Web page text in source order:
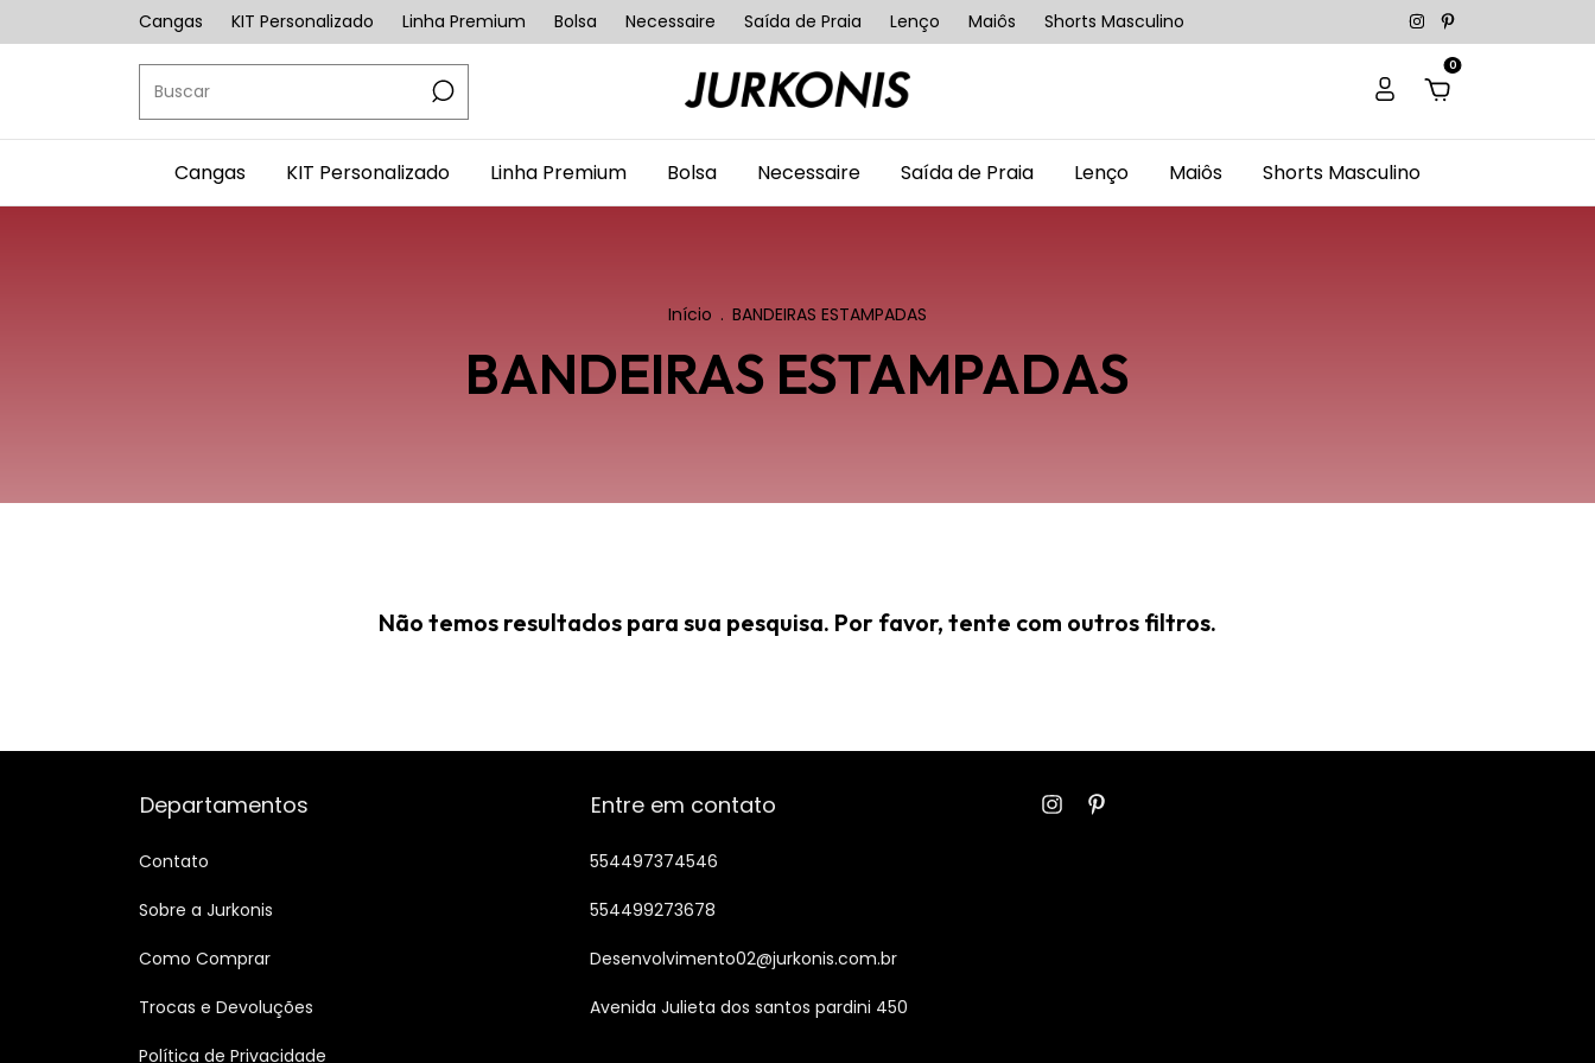
Cangas KIT Personalizado Linha Premium Bolsa Necessaire Saída de Praia Lenço Maiôs Shorts Masculino
0
Cangas KIT Personalizado Linha Premium Bolsa Necessaire Saída de Praia Lenço Maiôs Shorts Masculino
Início . BANDEIRAS ESTAMPADAS
BANDEIRAS ESTAMPADAS
Não temos resultados para sua pesquisa. Por favor, tente com outros filtros.
Departamentos
Contato
Sobre a Jurkonis
Como Comprar
Trocas e Devoluções
Política de Privacidade
Entre em contato
554497374546
554499273678
Desenvolvimento02@jurkonis.com.br
Avenida Julieta dos santos pardini 450